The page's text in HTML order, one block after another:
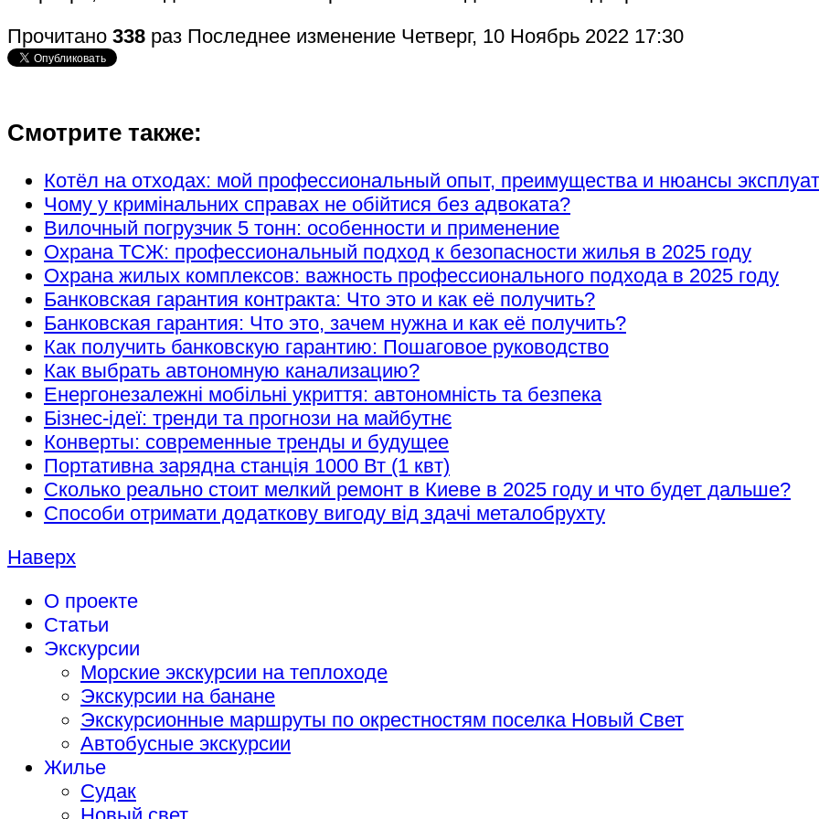
Прочитано 338 раз Последнее изменение Четверг, 10 Ноябрь 2022 17:30
Смотрите также:
Котёл на отходах: мой профессиональный опыт, преимущества и нюансы
Чому у кримінальних справах не обійтися без адвоката?
Вилочный погрузчик 5 тонн: особенности и применение
Охрана ТСЖ: профессиональный подход к безопасности жилья в 2025 году
Охрана жилых комплексов: важность профессионального подхода в 2025 году
Банковская гарантия контракта: Что это и как её получить?
Банковская гарантия: Что это, зачем нужна и как её получить?
Как получить банковскую гарантию: Пошаговое руководство
Как выбрать автономную канализацию?
Енергонезалежні мобільні укриття: автономність та безпека
Бізнес-ідеї: тренди та прогнози на майбутнє
Конверты: современные тренды и будущее
Портативна зарядна станція 1000 Вт (1 квт)
Сколько реально стоит мелкий ремонт в Киеве в 2025 году и что будет дальше?
Способи отримати додаткову вигоду від здачі металобрухту
Наверх
О проекте
Статьи
Экскурсии
Морские экскурсии на теплоходе
Экскурсии на банане
Экскурсионные маршруты по окрестностям поселка Новый Свет
Автобусные экскурсии
Жилье
Судак